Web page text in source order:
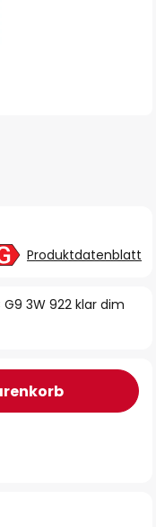
G9 3W 922 klar dim
Produktdatenblatt